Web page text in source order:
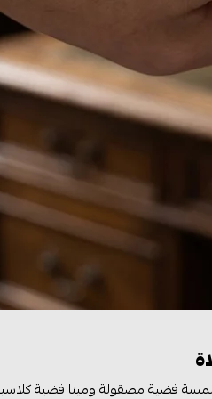
فضية مصقولة ومينا فضية